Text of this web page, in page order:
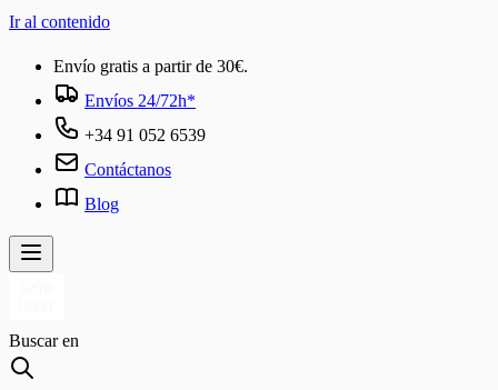
Ir al contenido
Envío gratis a partir de 30€.
Envíos 24/72h*
+34 91 052 6539
Contáctanos
Blog
Buscar en